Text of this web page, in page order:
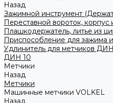
Назад
Зажимной инструмент
Переставной вороток, корпус
Плашкодержатель, литье из
Приспособление для зажима
Удлинитель для метчиков ДИН
ДИН 10
Метчики
Назад
Метчики
Машинные метчики VOLKEL
Назад